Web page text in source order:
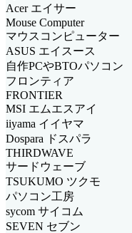
Acer エイサー
Mouse Computer
マウスコンピューター
ASUS エイスース
自作PCやBTOパソコン
フロンティア
FRONTIER
MSI エムエスアイ
iiyama イイヤマ
Dospara ドスパラ
THIRDWAVE
サードウェーブ
TSUKUMO ツクモ
パソコン工房
sycom サイコム
SEVEN セブン